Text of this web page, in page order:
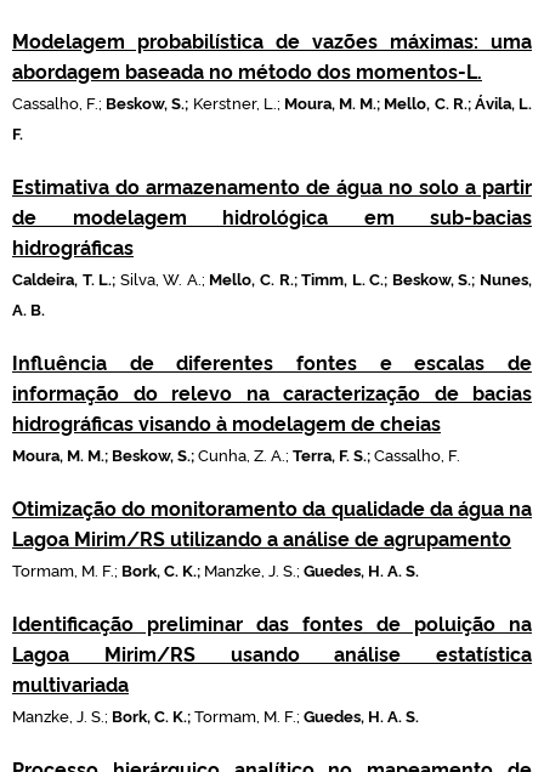
Modelagem probabilística de vazões máximas: uma
abordagem baseada no método dos momentos-L.
Cassalho, F.; Beskow, S.; Kerstner, L.; Moura, M. M.; Mello, C. R.;Ávila, L.
F.
Estimativa do armazenamento de água no solo a partir
de modelagem hidrológica em sub-bacias
hidrográficas
Caldeira, T. L.; Silva, W. A.; Mello, C. R.; Timm, L. C.; Beskow, S.; Nunes,
A. B.
Influência de diferentes fontes e escalas de
informação do relevo na caracterização de bacias
hidrográficas visando à modelagem de cheias
Moura, M. M.; Beskow, S.;Cunha, Z. A.; Terra, F. S.;Cassalho, F.
Otimização do monitoramento da qualidade da água na
Lagoa Mirim/RS utilizando a análise de agrupamento
Tormam, M. F.; Bork, C. K.; Manzke, J. S.; Guedes, H. A. S.
Identificação preliminar das fontes de poluição na
Lagoa Mirim/RS usando análise estatística
multivariada
Manzke, J. S.; Bork, C. K.;Tormam, M. F.; Guedes, H. A. S.